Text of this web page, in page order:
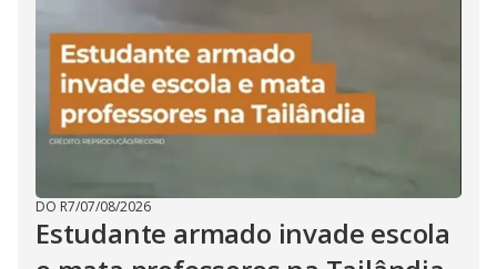
DO R7/07/08/2026
Estudante armado invade escola